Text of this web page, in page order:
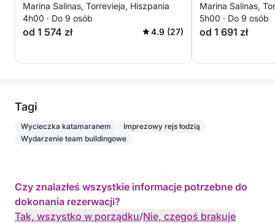
jakości cavy – ALL INCLUSIVE
Marina Salinas, Torrevieja, Hiszpania
4h00 · Do 9 osób
od 1 574 zł 4.9 (27)
salinach w
Marina Salinas,
5h00 · Do 9 osób
od 1 691 zł
Tagi
Wycieczka katamaranem
Imprezowy rejs łodzią
Wydarzenie team buildingowe
Czy znalazłeś wszystkie informacje potrzebne do
dokonania rezerwacji?
Tak, wszystko w porządku/Nie, czegoś brakuje